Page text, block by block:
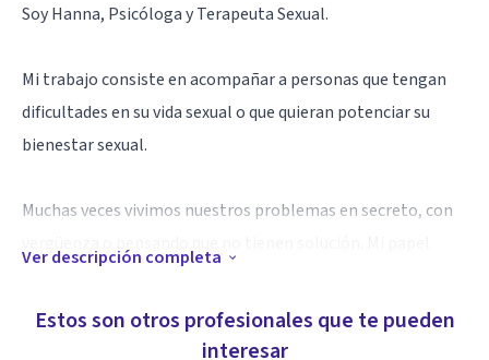
Soy Hanna, Psicóloga y Terapeuta Sexual.
Mi trabajo consiste en acompañar a personas que tengan
dificultades en su vida sexual o que quieran potenciar su
bienestar sexual.
Muchas veces vivimos nuestros problemas en secreto, con
sola/o y logres volver a conectar con tu placer sexual.
Ver descripción completa
Estos son otros profesionales que te pueden
interesar